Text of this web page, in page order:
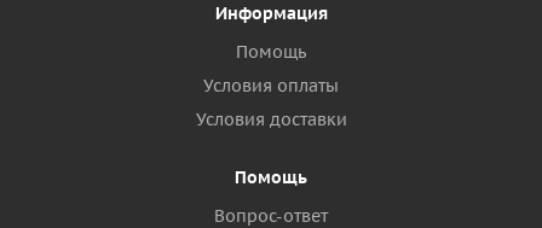
Информация
Помощь
Условия оплаты
Условия доставки
Помощь
Вопрос-ответ